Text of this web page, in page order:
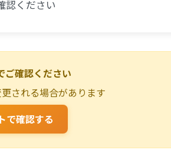
認ください
確認ください
される場合があります
で確認する